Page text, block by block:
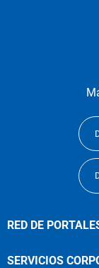
RED DE
SERVICIOS